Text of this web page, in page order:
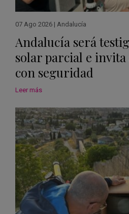
07 Ago 2026 | Andalucía
Andalucía será
solar parcial e
con seguridad
Leer más